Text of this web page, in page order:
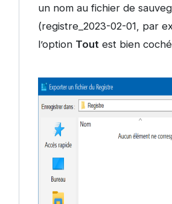
un nom au fichier de
(registre_2023-02-01, par
l’option Tout est bien